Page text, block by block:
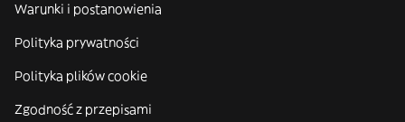
Warunki i postanowienia
Polityka prywatności
Polityka plików cookie
Zgodność z przepisami